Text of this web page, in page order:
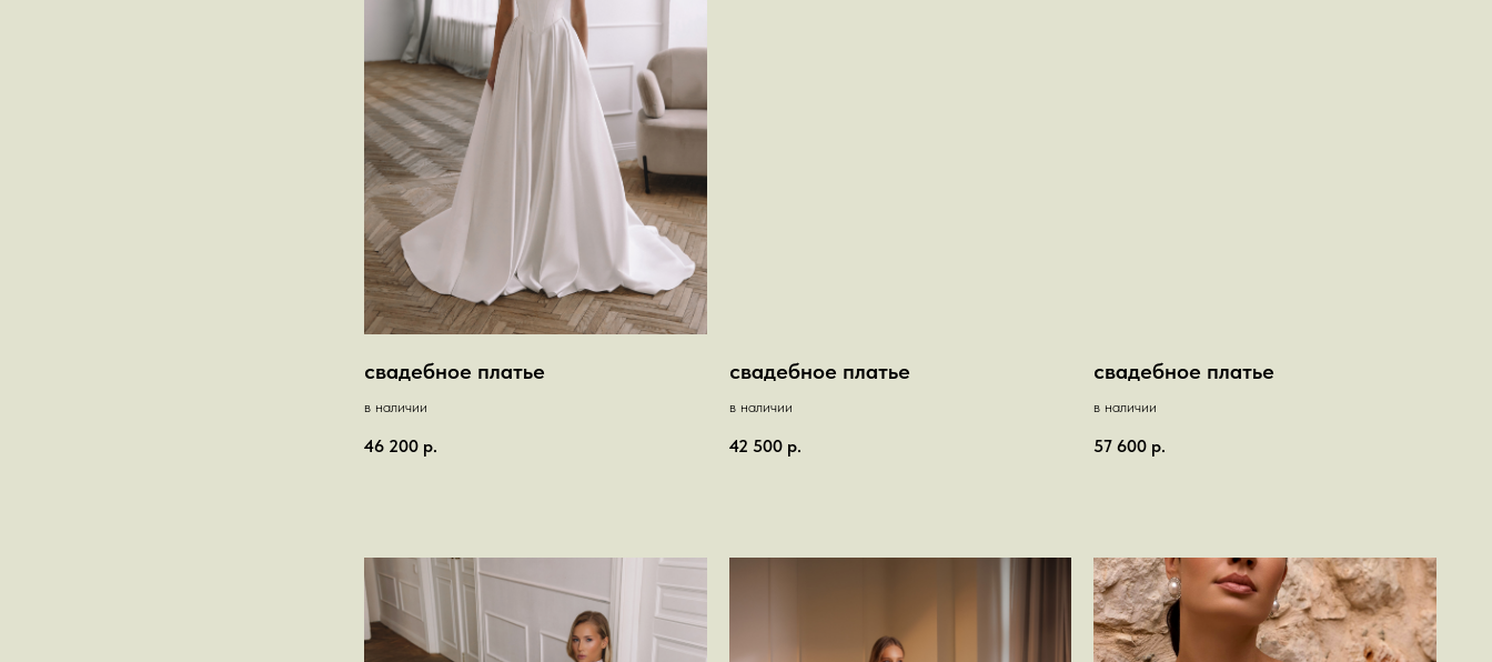
свадебное платье
в наличии
46 200 р.
свадебное платье
в наличии
42 500 р.
свадебное платье
в наличии
57 600 р.